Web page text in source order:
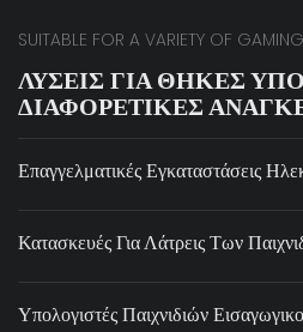
SUITABLE FOR A VARIETY OF
ΛΎΣΕΙΣ ΓΙΑ ΘΉΚΕΣ
ΔΙΑΦΟΡΕΤΙΚΈΣ
Επαγγελματικές Εγκαταστάσεις
Κατασκευές Για Λάτρεις Των
Υπολογιστές Παιχνιδιών